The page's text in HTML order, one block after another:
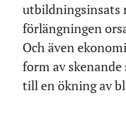
utbildningsinsats
förlängningen
Och även
form av
till en ökning av